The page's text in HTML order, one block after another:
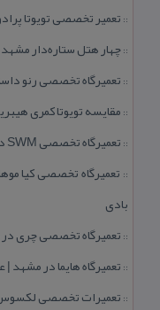
:: تعمیر تخصصی تویوتا
::چهار هتل‌ ستاره‌دار مشهد با فاصله
:: تعمیرگاه تخصصی رنو داستر در مشهد | ۱۰
:: مقایسه تویوتا كمری
:: تعمیرگاه تخصصی SWM در مشهد | تعمیر موتور، گیربكس و عیب‌یابی برق
:: تعمیرگاه تخصصی كیا
بادی
:: تعمیرگاه تخصصی چری در مشهد | ۱۰ سال تجربه
:: تعمیرگاه هایما در
:: تعمیرات تخصصی لكسوس